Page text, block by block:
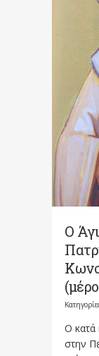
Ο
Ο κατά
στην